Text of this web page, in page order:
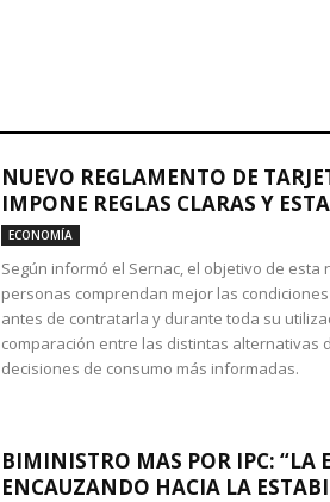
NUEVO REGLAMENTO DE
IMPONE REGLAS CLARAS Y
ECONOMÍA
Según informó el Sernac, el objetivo de esta
personas comprendan mejor las
antes de contratarla y durante toda su
comparación entre las distintas alternativas
decisiones de consumo más informadas.
BIMINISTRO MAS POR IPC: “LA
ENCAUZANDO HACIA LA